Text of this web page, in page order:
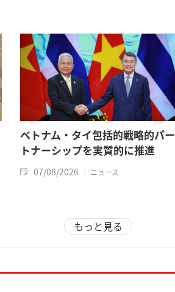
ベトナム・タイ包括的戦略的パー
トナーシップを実質的に推進
07/08/2026 ニュース
もっと見る